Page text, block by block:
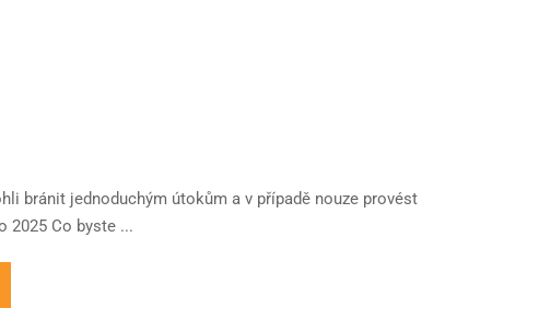
bránit jednoduchým útokům a v případě nouze provést
2025 Co byste ...